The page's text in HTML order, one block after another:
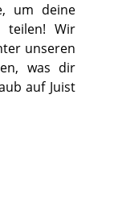
um deine
teilen! Wir
unseren
was dir
auf Juist